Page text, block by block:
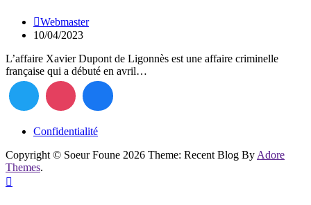
Webmaster
10/04/2023
L’affaire Xavier Dupont de Ligonnès est une affaire criminelle
française qui a débuté en avril…
Confidentialité
Copyright © Soeur Foune 2026 Theme: Recent Blog By Adore
Themes.